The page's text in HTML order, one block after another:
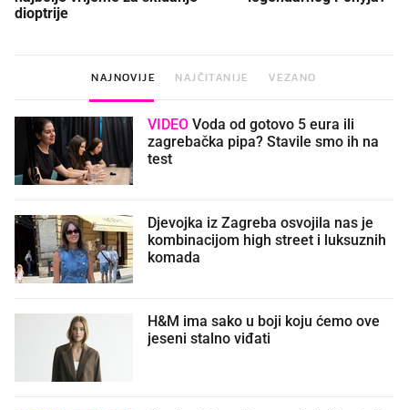
dioptrije
NAJNOVIJE NAJČITANIJE VEZANO
VIDEO
zagrebačka pipa? Stavile smo ih na
test
Djevojka iz Zagreba osvojila nas je
kombinacijom high street i luksuznih
komada
H&M ima sako u boji koju ćemo ove
jeseni stalno viđati